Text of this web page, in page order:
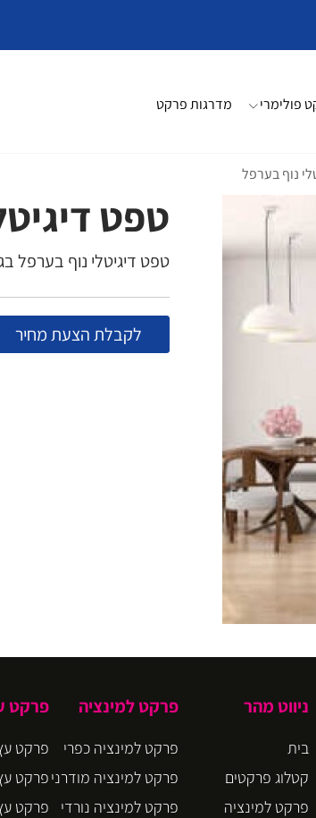
פולימרי מדרגות פרקט
נוף בערפל
טפט
טפט דיגיטלי נוף בערפל
לקבלת הצעת מחיר
ניווט מהר
בית
קטלוג פרקטים
פרקט למינציה
פרקט למינציה
פרקט למינציה כפרי
פרקט למינציה מודרני
פרקט למינציה נורדי
פרקט
פרקט
פרקט
פרקט